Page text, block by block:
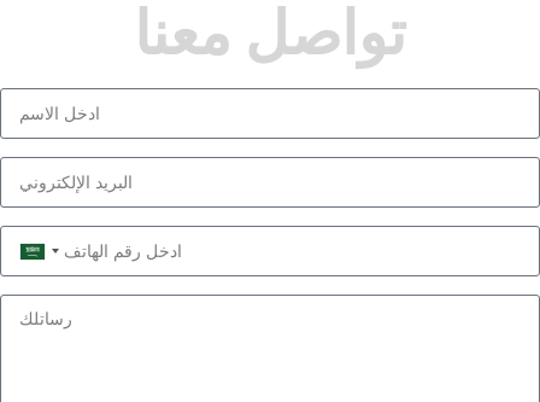
تواصل معنا
Saudi
Arabia
+966